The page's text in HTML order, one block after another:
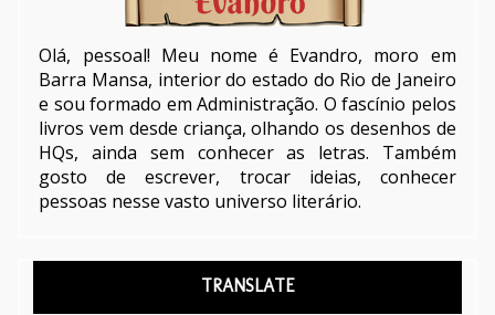
Olá, pessoal! Meu nome é Evandro, moro em
Barra Mansa, interior do estado do Rio de Janeiro
e sou formado em Administração. O fascínio pelos
livros vem desde criança, olhando os desenhos de
HQs, ainda sem conhecer as letras. Também
gosto de escrever, trocar ideias, conhecer
pessoas nesse vasto universo literário.
TRANSLATE